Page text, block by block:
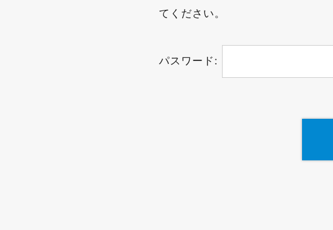
てください。
パスワード: